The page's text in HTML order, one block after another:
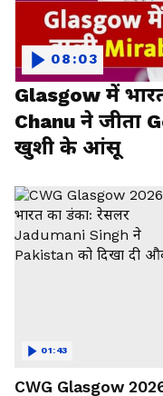
Glasgow में
Chanu ने जीता
खुशी के आंसू
08:03
CWG Glasgow
01:43